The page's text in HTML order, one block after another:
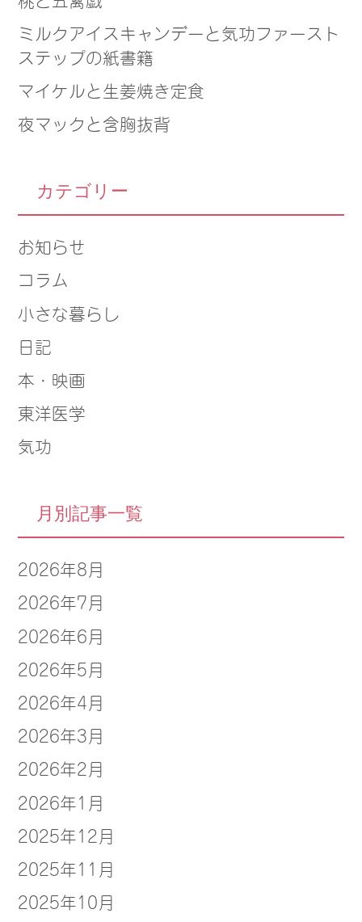
ミルクアイスキャンデーと気功ファースト
ステップの紙書籍
マイケルと生姜焼き定食
夜マックと含胸抜背
カテゴリー
お知らせ
コラム
小さな暮らし
日記
本・映画
東洋医学
気功
月別記事一覧
2026年8月
2026年7月
2026年6月
2026年5月
2026年4月
2026年3月
2026年2月
2026年1月
2025年12月
2025年11月
2025年10月